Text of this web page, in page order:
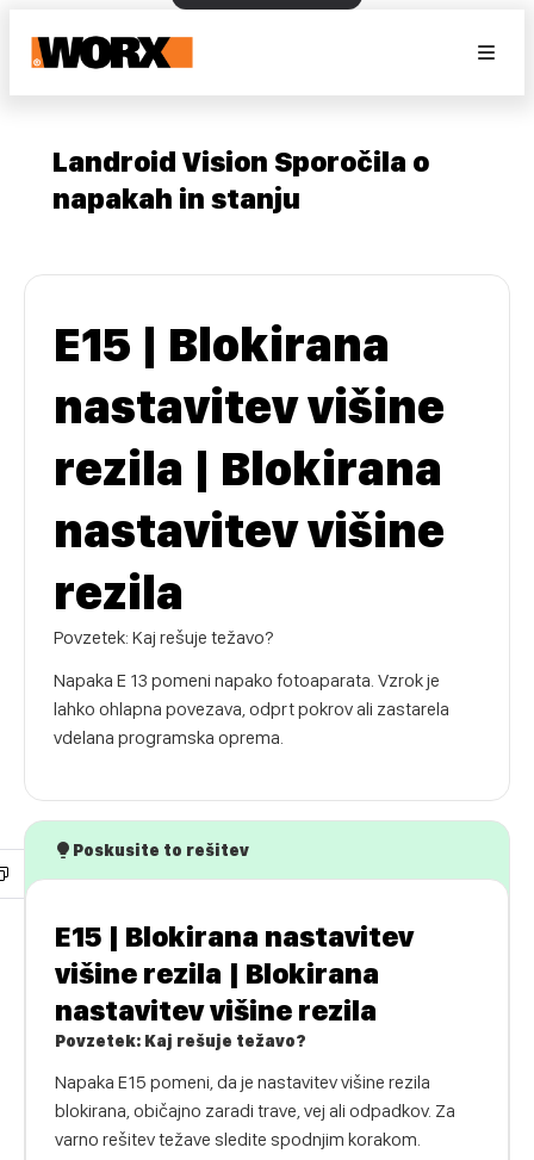
Landroid Vision Sporočila o
napakah in stanju
E15 | Blokirana
nastavitev višine
rezila | Blokirana
nastavitev višine
rezila
Povzetek: Kaj rešuje težavo?
Napaka E 13 pomeni napako fotoaparata. Vzrok je
lahko ohlapna povezava, odprt pokrov ali zastarela
vdelana programska oprema.
Poskusite to rešitev
E15 | Blokirana nastavitev
višine rezila | Blokirana
nastavitev višine rezila
Povzetek: Kaj rešuje težavo?
Napaka E15 pomeni, da je nastavitev višine rezila
blokirana, običajno zaradi trave, vej ali odpadkov. Za
varno rešitev težave sledite spodnjim korakom.